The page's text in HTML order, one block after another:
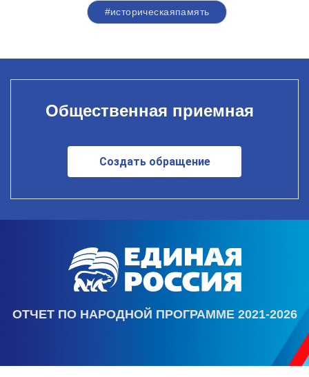
#историческаяпамять
Общественная приемная
Создать обращение
ОТЧЕТ ПО НАРОДНОЙ ПРОГРАММЕ 2021-2026